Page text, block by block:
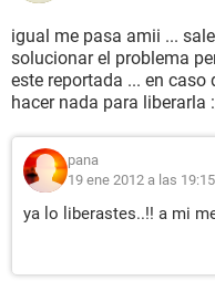
igual me pasa amii ...
solucionar el problema
este reportada ... en caso
hacer nada para liberarla
pana
19 ene 2012 a las 19:15
ya lo liberastes..!! a mi